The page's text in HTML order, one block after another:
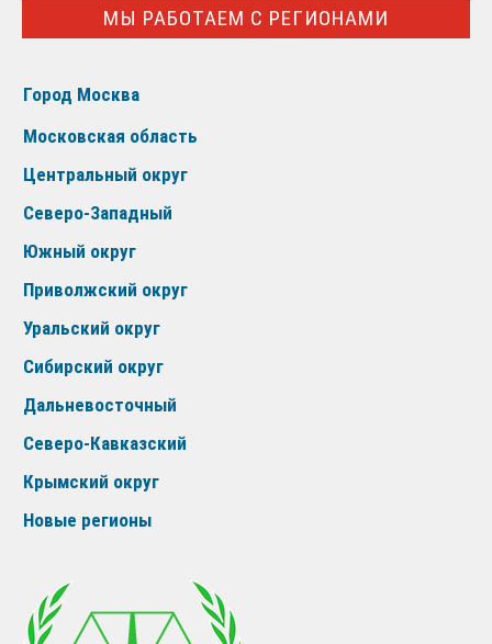
МЫ РАБОТАЕМ С РЕГИОНАМИ
Город Москва
Московская область
Центральный округ
Северо-Западный
Южный округ
Приволжский округ
Уральский округ
Сибирский округ
Дальневосточный
Северо-Кавказский
Крымский округ
Новые регионы